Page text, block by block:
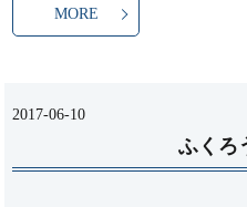
MORE
2017-06-10
ふくろ